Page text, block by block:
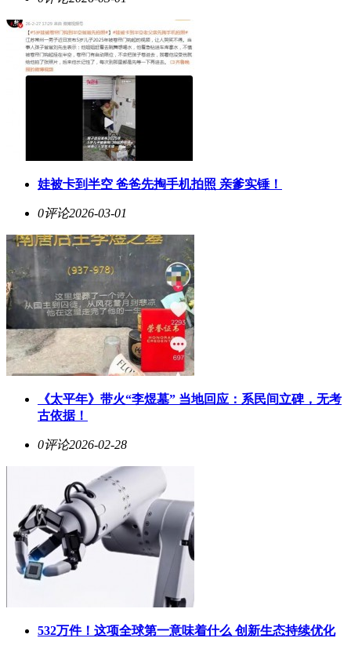
娃被卡到半空 爸爸先掏手机拍照 亲爹实锤！
0评论2026-03-01
《太平年》带火“李煜墓” 当地回应：系民间立碑，无考
古依据！
0评论2026-02-28
532万件！这项全球第一意味着什么 创新生态持续优化